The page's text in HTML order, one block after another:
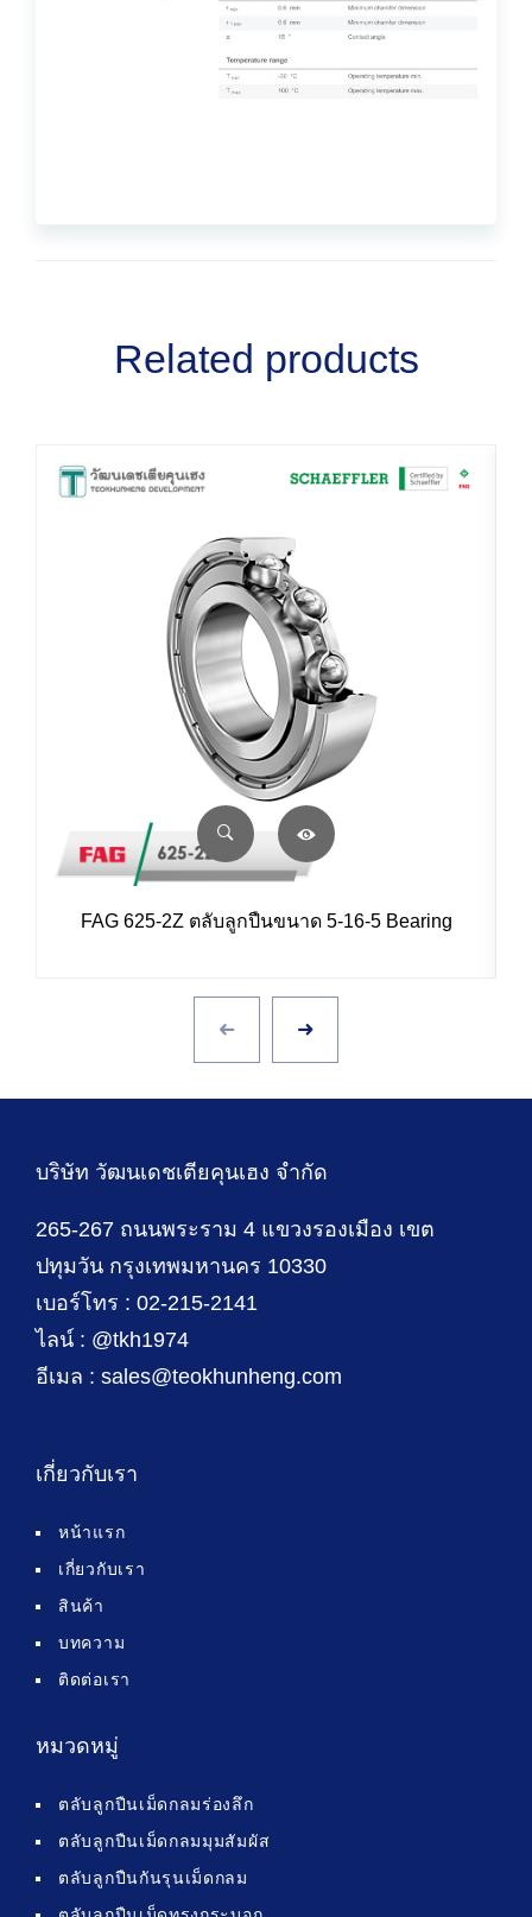
Related products
FAG 625-2Z ตลับลูกปืนขนาด 5-16-5 Bearing
บริษัท วัฒนเดชเตียคุนเฮง จำกัด
265-267 ถนนพระราม 4 แขวงรองเมือง เขต
ปทุมวัน กรุงเทพมหานคร 10330
เบอร์โทร : 02-215-2141
ไลน์ : @tkh1974
อีเมล : sales@teokhunheng.com
เกี่ยวกับเรา
หน้าแรก
เกี่ยวกับเรา
สินค้า
บทความ
ติดต่อเรา
หมวดหมู่
ตลับลูกปืนเม็ดกลมร่องลึก
ตลับลูกปืนเม็ดกลมมุมสัมผัส
ตลับลูกปืนกันรุนเม็ดกลม